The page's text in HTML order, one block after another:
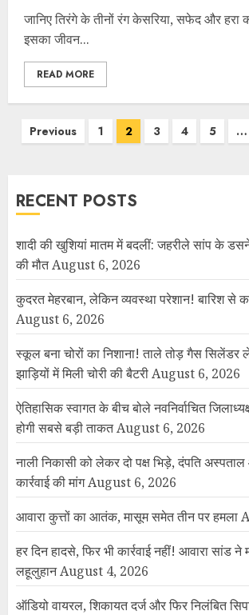
जानिए तिरंगे के तीनों रंग केसरिया, सफेद और
इसका जीवन...
READ MORE
Previous 1 2 3 4 5 …
RECENT POSTS
शादी की खुशियां मातम में बदलीं: जहरीले सांप के
की मौतAugust 6, 2026
कुदरत मेहरबान, लेकिन व्यवस्था परेशान! बारिश से
August 6, 2026
स्कूल बना चोरों का निशाना! ताले तोड़ गैस सिलेंडर
झाड़ियों में मिली चोरी की बैटरीAugust 6, 2026
ऐतिहासिक स्वागत के बीच बोले नवनिर्वाचित
होगी सबसे बड़ी ताकतAugust 6, 2026
नाली निकासी को लेकर दो पक्ष भिड़े, दंपति
कार्रवाई की मांगAugust 6, 2026
आवारा कुत्तों का आतंक, मासूम समेत तीन पर हमला
हर दिन हादसे, फिर भी कार्रवाई नहीं! आवारा सांड ने
लहूलुहानAugust 4, 2026
ऑडियो वायरल, शिकायत दर्ज और फिर निलंबित